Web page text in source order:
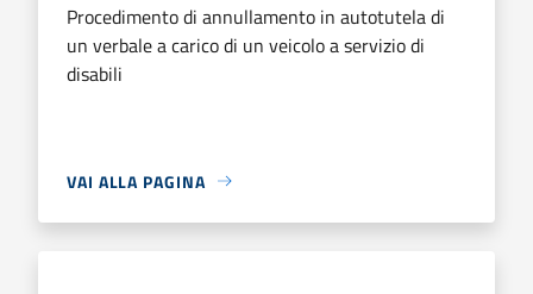
Procedimento di annullamento in autotutela di
un verbale a carico di un veicolo a servizio di
disabili
VAI ALLA PAGINA